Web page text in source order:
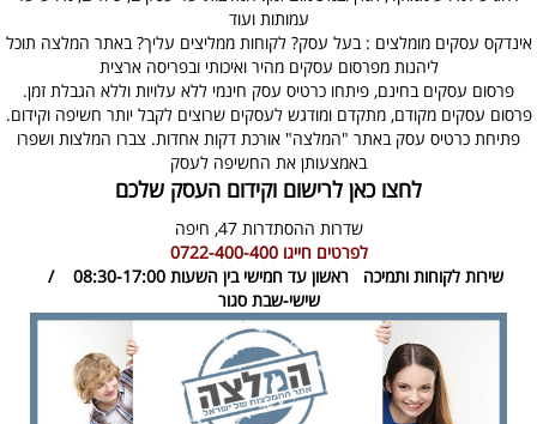
עמותות ועוד
אינדקס עסקים מומלצים : בעל עסק? לקוחות ממליצים עליך? באתר המלצה תוכל
ליהנות מפרסום עסקים מהיר ואיכותי ובפריסה ארצית
פרסום עסקים בחינם, פיתחו כרטיס עסק חינמי ללא עלויות וללא הגבלת זמן.
פרסום עסקים מקודם, מתקדם ומודגש לעסקים שרוצים לקבל יותר חשיפה וקידום.
פתיחת כרטיס עסק באתר "המלצה" אורכת דקות אחדות. צברו המלצות ושפרו
באמצעותן את החשיפה לעסק
לחצו כאן לרישום וקידום העסק שלכם
שדרות ההסתדרות 47,
חיפה
לפרטים חייגו0722-400-400
שירות לקוחות ותמיכה
ראשון עד חמישי בין השעות 08:30-17:00 /
שישי-שבת סגור